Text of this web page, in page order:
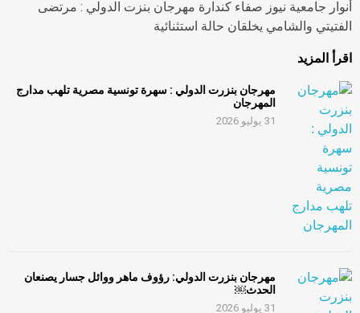
أنوار جامعية نيوز صفاء كندارة مهرجان بنزت الدولي : مرتضى
الفتيتي والشامي يخلقان حالة استثنائية
اقرأ المزيد
مهرجان بنزرت الدولي : سهرة تونسية مصرية تلهب مدارج
المهرجان
31 يوليو 2026
مهرجان بنزرت الدولي: رؤوف ماهر ووائل جسار يصنعان
الحدث￼
31 يوليو 2026